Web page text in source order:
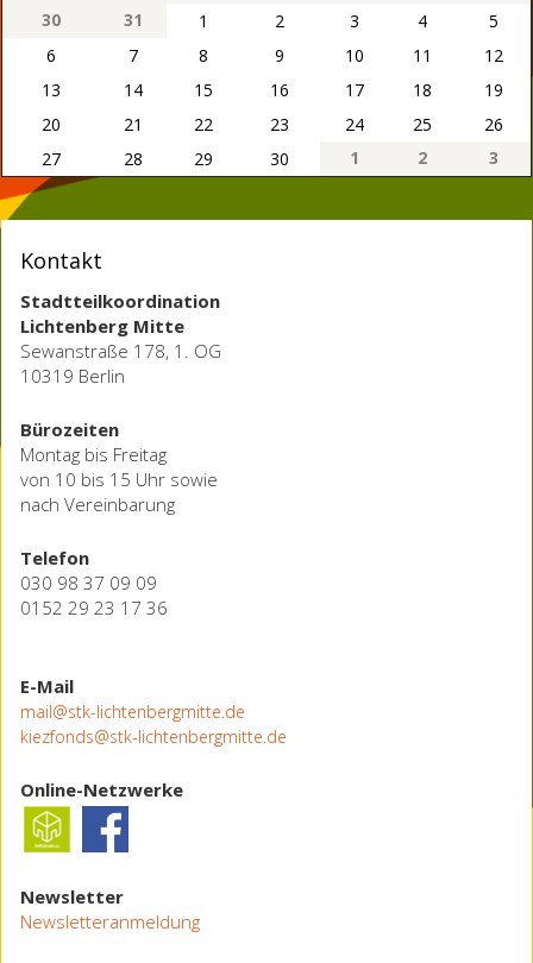
30
31 1 2 3 4
5
6
7 8 9 10 11
12
13
14 15 16 17 18
19
20
21 22 23 24 25
26
27
28 29 30 1 2 3
Kontakt
Stadtteilkoordination
Lichtenberg Mitte
Sewanstraße 178, 1. OG
10319 Berlin
Bürozeiten
Montag bis Freitag
von 10 bis 15 Uhr sowie
nach Vereinbarung
Telefon
030 98 37 09 09
0152 29 23 17 36
E-Mail
mail@stk-lichtenbergmitte.de
kiezfonds@stk-lichtenbergmitte.de
Online-Netzwerke
Newsletter
Newsletteranmeldung